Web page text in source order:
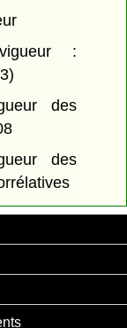
:
des
des